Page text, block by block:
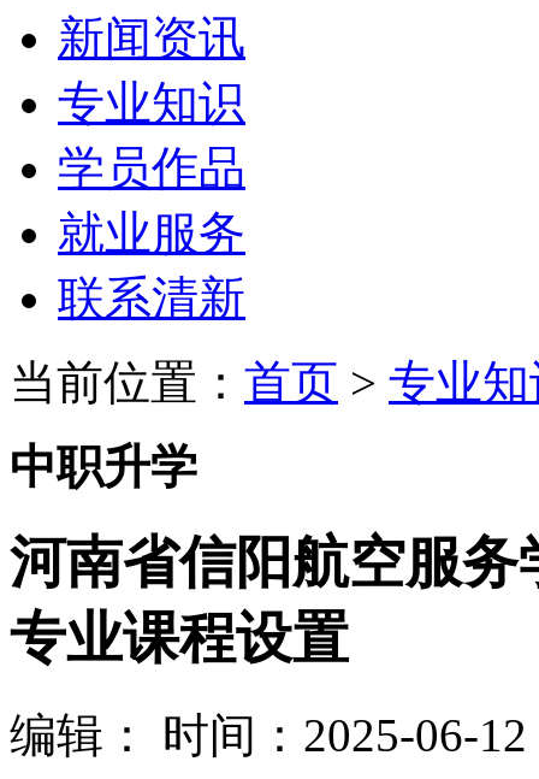
新闻资讯
专业知识
学员作品
就业服务
联系清新
当前位置： 首页 > 专业
中职升学
河南省信阳航空服
专业课程设置
编辑：
时间：2025-06-12